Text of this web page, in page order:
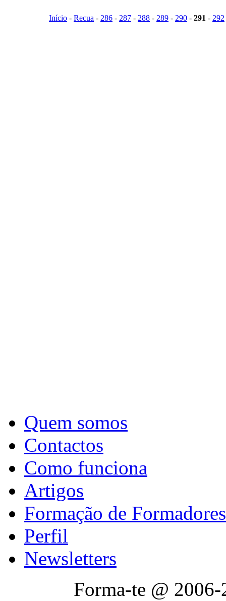
Início - Recua - 286 - 287 - 288 - 289 - 290 - 291 - 292
Quem somos
Contactos
Como funciona
Artigos
Formação de Formadores
Perfil
Newsletters
Forma-te @